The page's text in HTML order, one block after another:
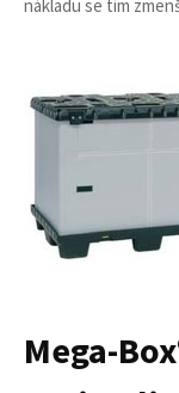
nákladu se tím
Mega-